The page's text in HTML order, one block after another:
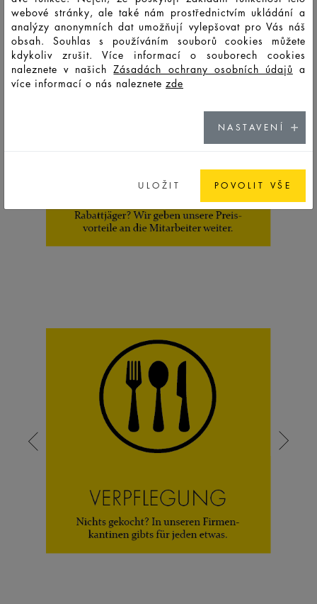
webové stránky, ale také nám prostřednictvím ukládání a
analýzy anonymních dat umožňují vylepšovat pro Vás náš
obsah. Souhlas s používáním souborů cookies můžete
kdykoliv zrušit. Více informací o souborech cookies
naleznete v našich Zásadách ochrany osobních údajů a
více informací o nás naleznete zde
NASTAVENÍ
ULOŽIT POVOLIT VŠE